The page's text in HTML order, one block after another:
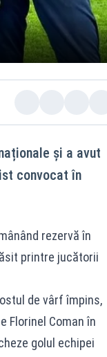
și a avut
convocat în
rezervă în
printre jucătorii
de vârf împins,
Florinel Coman în
golul echipei